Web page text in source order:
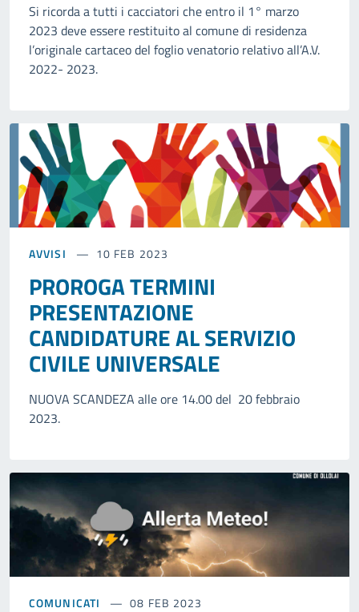
Si ricorda a tutti i cacciatori che entro il 1° marzo
2023 deve essere restituito al comune di residenza
l’originale cartaceo del foglio venatorio relativo all’A.V.
2022- 2023.
AVVISI 10 FEB 2023
PROROGA TERMINI
PRESENTAZIONE
CANDIDATURE AL SERVIZIO
CIVILE UNIVERSALE
NUOVA SCANDEZA alle ore 14.00 del 20 febbraio
2023.
COMUNICATI 08 FEB 2023